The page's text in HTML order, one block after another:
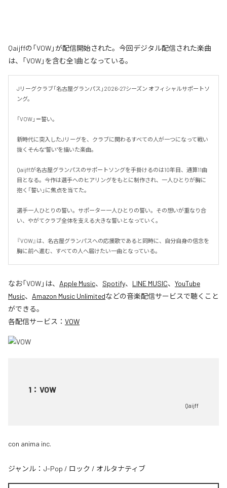
Qaijffの「VOW」が配信開始された。今回デジタル配信された楽曲
は、「VOW」を含む全1曲となっている。
Jリーグクラブ「名古屋グランパス」2026-27シーズン オフィシャルサポートソ
ング。
「VOW」＝誓い。
新時代に突入したJリーグを、クラブに関わるすべての人が一つになって戦い
抜く――そんな"誓い"を描いた楽曲。
Qaijffが名古屋グランパスのサポートソングを手掛けるのは10年目、通算11曲
目となる。今作は選手へのヒアリングをもとに制作され、一人ひとりが胸に
抱く「誓い」に焦点を当てた。
選手一人ひとりの誓い。サポーター一人ひとりの誓い。その想いが重なり合
い、やがてクラブ全体を支える大きな誓いとなっていく。
『VOW』は、名古屋グランパスへの応援歌であると同時に、自分自身の信念を
胸に前へ進む、すべての人へ届けたい一曲となっている。
なお「VOW」は、 Apple Music、 Spotify、 LINE MUSIC、 YouTube
Music、 Amazon Music Unlimitedなどの音楽配信サービスで聴くこと
ができる。
各配信サービス： VOW
1 ： VOW
Qaijff
con anima inc.
ジャンル： J-Pop / ロック / オルタナティブ